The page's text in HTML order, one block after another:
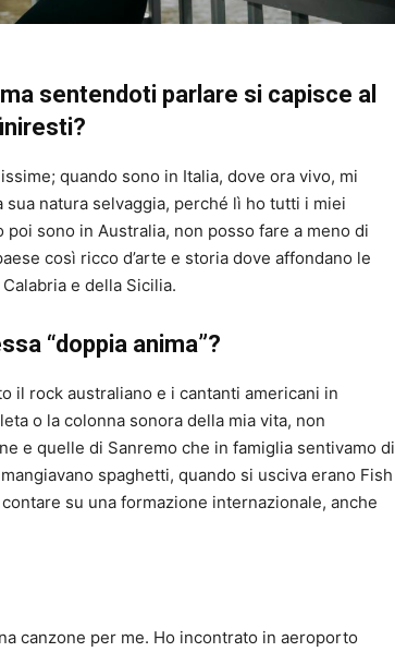
sentendoti parlare si capisce al
quando sono in Italia, dove ora vivo, mi
natura selvaggia, perché lì ho tutti i miei
sono in Australia, non posso fare a meno di
così ricco d’arte e storia dove affondano le
e della Sicilia.
“doppia anima”?
il rock australiano e i cantanti americani in
o la colonna sonora della mia vita, non
e quelle di Sanremo che in famiglia sentivamo di
spaghetti, quando si usciva erano Fish
su una formazione internazionale, anche
canzone per me. Ho incontrato in aeroporto